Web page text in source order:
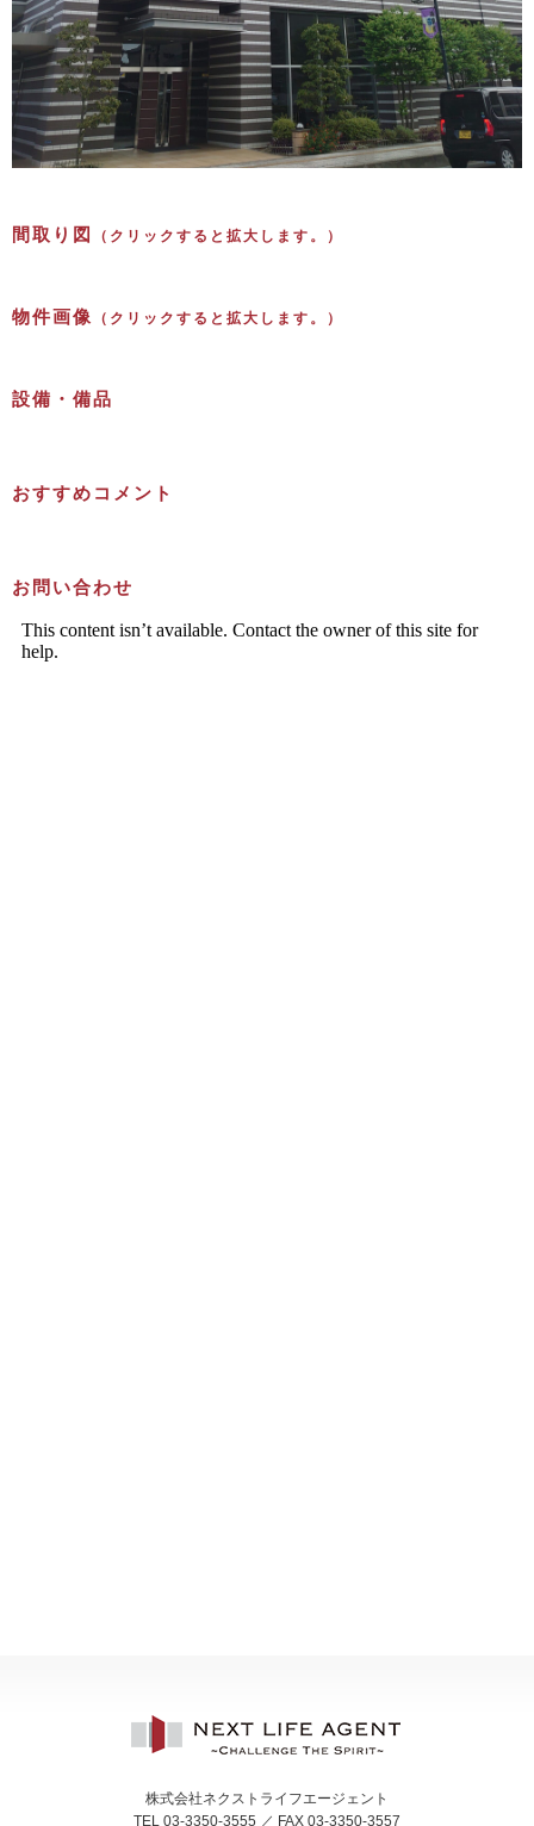
間取り図 （クリックすると拡大します。）
物件画像 （クリックすると拡大します。）
設備・備品
おすすめコメント
お問い合わせ
株式会社ネクストライフエージェント
TEL 03-3350-3555 ／ FAX 03-3350-3557